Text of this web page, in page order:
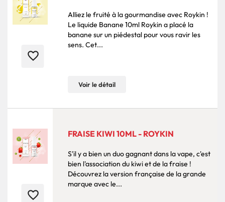
favorite_border
Alliez le fruité à la gourmandise avec Roykin !
Le liquide Banane 10ml Roykin a placé la
banane sur un piédestal pour vous ravir les
sens. Cet...
Voir le détail
favorite_border
FRAISE KIWI 10ML - ROYKIN
S'il y a bien un duo gagnant dans la vape, c'est
bien l'association du kiwi et de la fraise !
Découvrez la version française de la grande
marque avec le...